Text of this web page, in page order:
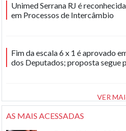
Unimed Serrana RJ é
em Processos de Intercâmbio
Fim da escala 6 x 1 é aprovado
dos Deputados; proposta segue
VER
AS MAIS ACESSADAS